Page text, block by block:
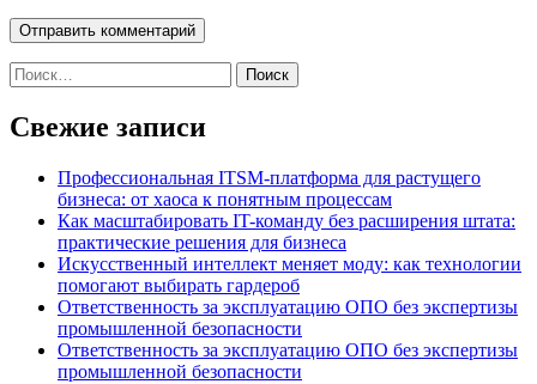
Найти:
Свежие записи
Профессиональная ITSM-платформа для растущего
бизнеса: от хаоса к понятным процессам
Как масштабировать IT-команду без расширения штата:
практические решения для бизнеса
Искусственный интеллект меняет моду: как технологии
помогают выбирать гардероб
Ответственность за эксплуатацию ОПО без экспертизы
промышленной безопасности
Ответственность за эксплуатацию ОПО без экспертизы
промышленной безопасности